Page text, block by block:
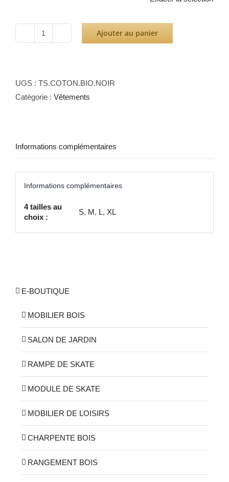
Shirt
Coton
Ajouter au panier
UGS : TS.COTON.BIO.NOIR
Catégorie : Vêtements
Informations complémentaires
Informations complémentaires
4 tailles au
choix :
S, M, L, XL
E-BOUTIQUE
MOBILIER BOIS
SALON DE JARDIN
RAMPE DE SKATE
MODULE DE SKATE
MOBILIER DE LOISIRS
CHARPENTE BOIS
RANGEMENT BOIS